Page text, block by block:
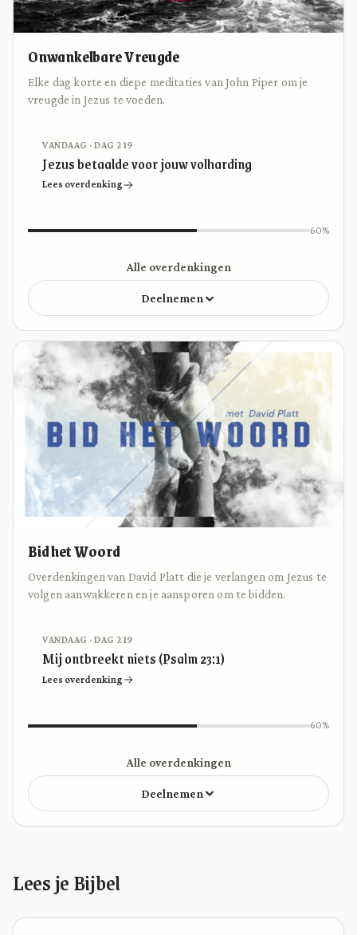
Onwankelbare Vreugde
Elke dag korte en diepe meditaties van John Piper om je
vreugde in Jezus te voeden.
VANDAAG · DAG 219
Jezus betaalde voor jouw volharding
Lees overdenking
60%
Alle overdenkingen
Deelnemen
Bid het Woord
Overdenkingen van David Platt die je verlangen om Jezus te
volgen aanwakkeren en je aansporen om te bidden.
VANDAAG · DAG 219
Mij ontbreekt niets (Psalm 23:1)
Lees overdenking
60%
Alle overdenkingen
Deelnemen
Lees je Bijbel